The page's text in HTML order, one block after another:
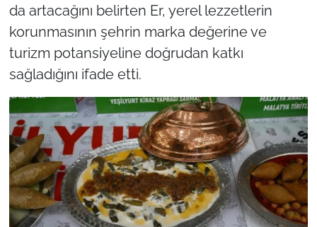
da artacağını belirten Er, yerel lezzetlerin
korunmasının şehrin marka değerine ve
turizm potansiyeline doğrudan katkı
sağladığını ifade etti.